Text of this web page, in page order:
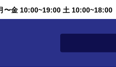
〜金 10:00~19:00 土 10:00~18:00